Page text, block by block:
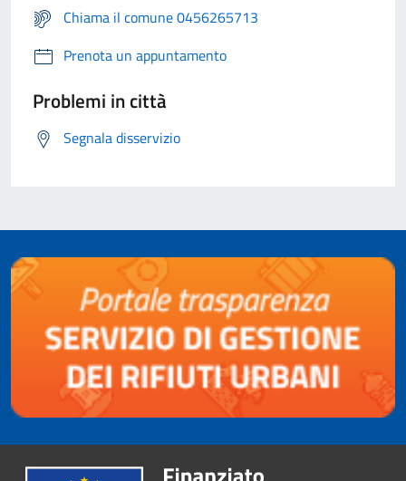
Chiama il comune 0456265713
Prenota un appuntamento
Problemi in città
Segnala disservizio